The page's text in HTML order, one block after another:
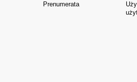
Prenumerata